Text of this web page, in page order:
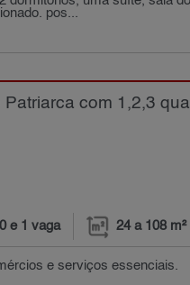
pos...
com 1,2,3
0 e 1 vaga 24 a 108 m²
e serviços essenciais.